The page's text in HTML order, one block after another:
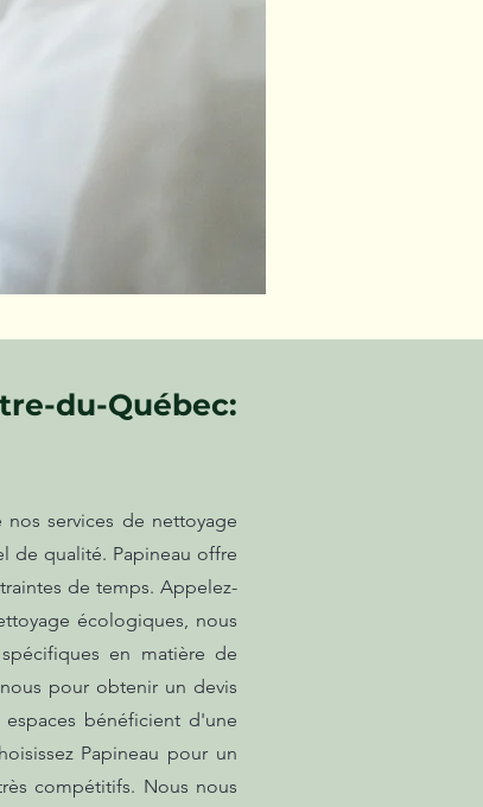
du-Québec:
services de nettoyage
de qualité. Papineau offre
de temps. Appelez-
écologiques, nous
en matière de
pour obtenir un devis
bénéficient d'une
Papineau pour un
compétitifs. Nous nous